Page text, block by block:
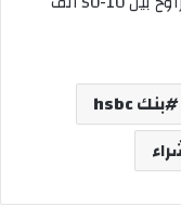
بنك hsbc